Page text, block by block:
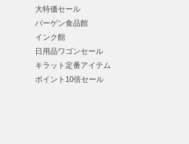
大特価セール
バーゲン食品館
インク館
日用品ワゴンセール
キラット定番アイテム
ポイント10倍セール